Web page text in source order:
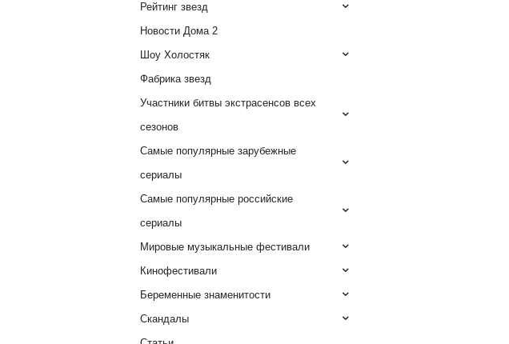
Рейтинг звезд
Новости Дома 2
Шоу Холостяк
Фабрика звезд
Участники битвы экстрасенсов всех
сезонов
Самые популярные зарубежные
сериалы
Самые популярные российские
сериалы
Мировые музыкальные фестивали
Кинофестивали
Беременные знаменитости
Скандалы